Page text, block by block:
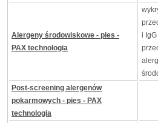
Alergeny środowiskowe - pies -
PAX technologia
i
Post-screening alergenów
pokarmowych - pies - PAX
technologia